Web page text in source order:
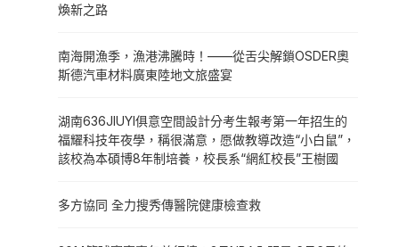
煥新之路
南海開漁季，漁港沸騰時！——從舌尖解鎖OSDER奧
斯德汽車材料廣東陸地文旅盛宴
湖南636JIUYI俱意空間設計分考生報考第一年招生的
福耀科技年夜學，稱很滿意，愿做教導改造“小白鼠”，
該校為本碩博8年制培養，校長系“網紅校長”王樹國
多方協同 全力搜秀傳醫院健康檢查救